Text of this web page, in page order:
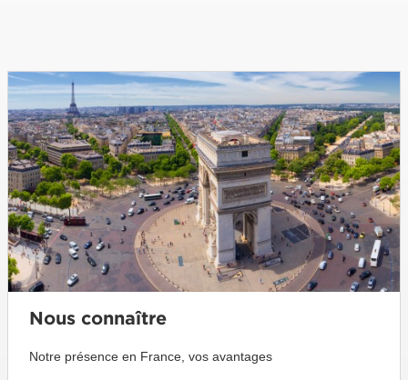
Nous connaître
Notre présence en France, vos avantages